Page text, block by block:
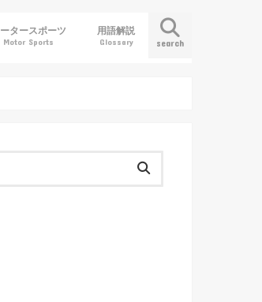
search
タースポーツ
Motor Sports
用語解説
Glossary